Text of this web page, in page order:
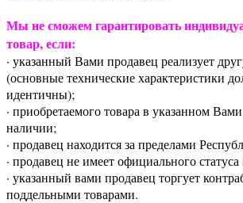
Мы не сможем гарантировать
товар, если:
· указанный Вами продавец реализует
(основные технические характеристики
идентичны);
· приобретаемого товара в указанном
наличии;
· продавец находится за пределами
· продавец не имеет официального
· указанный вами продавец торгует
поддельными товарами.